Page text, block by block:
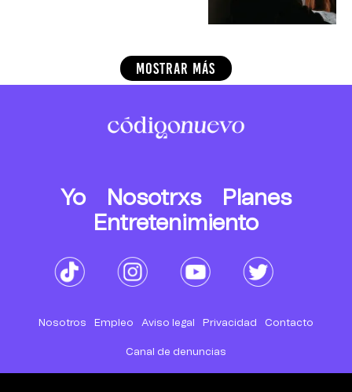
MOSTRAR MÁS
Yo Nosotrxs
Planes
Entretenimiento
Nosotros Empleo Aviso legal Privacidad Contacto
Canal de denuncias